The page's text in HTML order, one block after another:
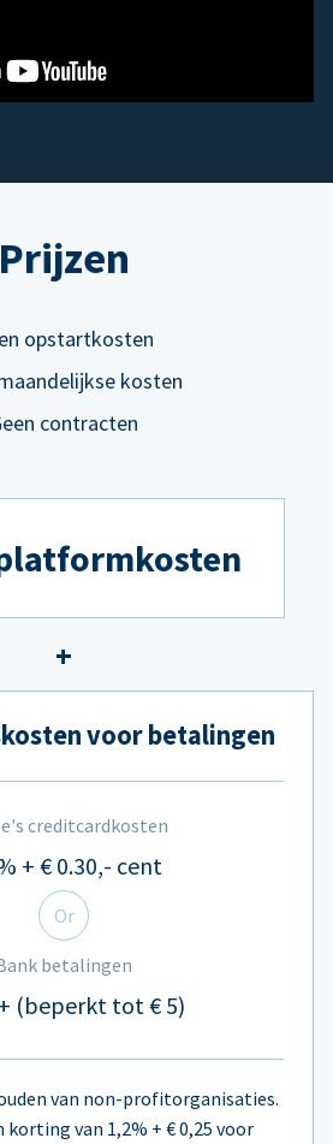
Prijzen
opstartkosten
kosten
contracten
voor betalingen
creditcardkosten
+ € 0.30,- cent
Or
betalingen
(beperkt tot € 5)
van non-profitorganisaties.
van 1,2% + € 0,25 voor